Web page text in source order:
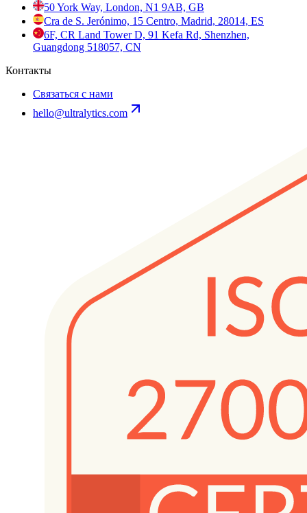
50 York Way, London, N1 9AB, GB
Cra de S. Jerónimo, 15 Centro, Madrid, 28014, ES
6F, CR Land Tower D, 91 Kefa Rd, Shenzhen,
Guangdong 518057, CN
Контакты
Связаться с нами
hello@ultralytics.com